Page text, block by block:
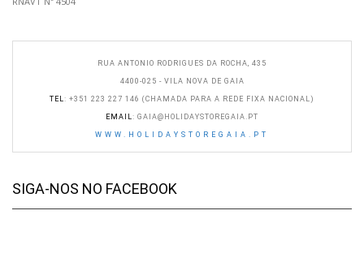
RUA ANTONIO RODRIGUES DA ROCHA, 435
4400-025 - VILA NOVA DE GAIA
TEL: +351 223 227 146 (CHAMADA PARA A REDE FIXA NACIONAL)
EMAIL: GAIA@HOLIDAYSTOREGAIA.PT
WWW.HOLIDAYSTOREGAIA.PT
SIGA-NOS NO FACEBOOK